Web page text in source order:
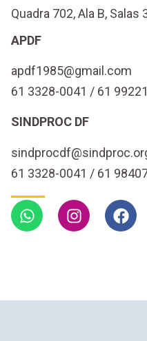
Quadra 702, Ala B,
APDF
apdf1985@gmail.com
61 3328-0041 / 61
SINDPROC DF
61 3328-0041 / 61